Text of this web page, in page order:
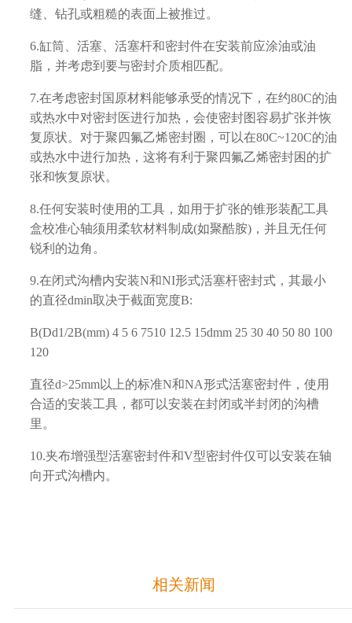
缝、钻孔或粗糙的表面上被推过。
6.缸筒、活塞、活塞杆和密封件在安装前应涂油或油
脂，并考虑到要与密封介质相匹配。
7.在考虑密封国原材料能够承受的情况下，在约80C的油
或热水中对密封医进行加热，会使密封图容易扩张并恢
复原状。对于聚四氟乙烯密封圈，可以在80C~120C的油
或热水中进行加热，这将有利于聚四氟乙烯密封困的扩
张和恢复原状。
8.任何安装时使用的工具，如用于扩张的锥形装配工具
盒校准心轴须用柔软材料制成(如聚酷胺)，并且无任何
锐利的边角。
9.在闭式沟槽内安装N和NI形式活塞杆密封式，其最小
的直径dmin取决于截面宽度B:
B(Dd1/2B(mm) 4 5 6 7510 12.5 15dmm 25 30 40 50 80 100
120
直径d>25mm以上的标准N和NA形式活塞密封件，使用
合适的安装工具，都可以安装在封闭或半封闭的沟槽
里。
10.夹布增强型活塞密封件和V型密封件仅可以安装在轴
向开式沟槽内。
相关新闻